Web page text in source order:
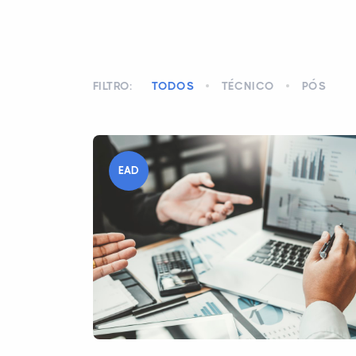
FILTRO: TODOS TÉCNICO PÓS
EAD